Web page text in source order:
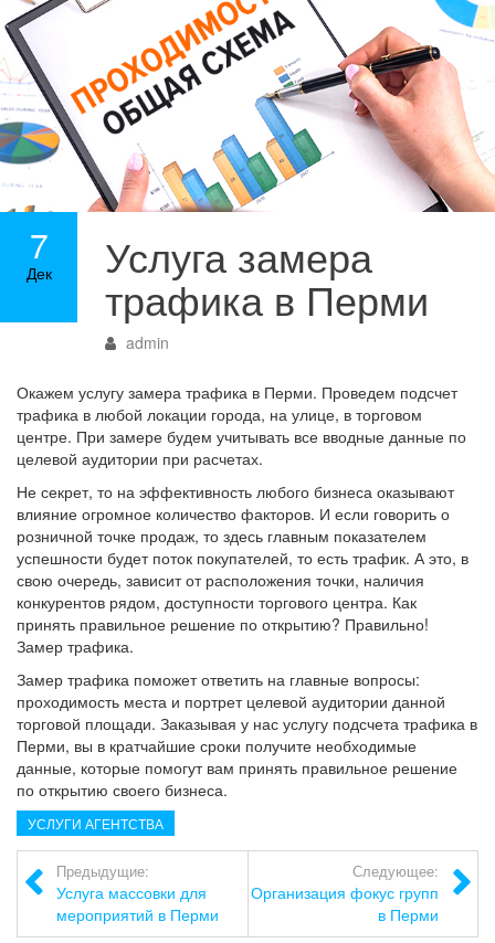
7
Дек Услуга замера
трафика в Перми
admin
Окажем услугу замера трафика в Перми. Проведем подсчет
трафика в любой локации города, на улице, в торговом
центре. При замере будем учитывать все вводные данные по
целевой аудитории при расчетах.
Не секрет, то на эффективность любого бизнеса оказывают
влияние огромное количество факторов. И если говорить о
розничной точке продаж, то здесь главным показателем
успешности будет поток покупателей, то есть трафик. А это, в
свою очередь, зависит от расположения точки, наличия
конкурентов рядом, доступности торгового центра. Как
принять правильное решение по открытию? Правильно!
Замер трафика.
Замер трафика поможет ответить на главные вопросы:
проходимость места и портрет целевой аудитории данной
торговой площади. Заказывая у нас услугу подсчета трафика в
Перми, вы в кратчайшие сроки получите необходимые
данные, которые помогут вам принять правильное решение
по открытию своего бизнеса.
УСЛУГИ АГЕНТСТВА
Предыдущие:
Услуга массовки для
мероприятий в Перми
Следующее:
Организация фокус групп
в Перми